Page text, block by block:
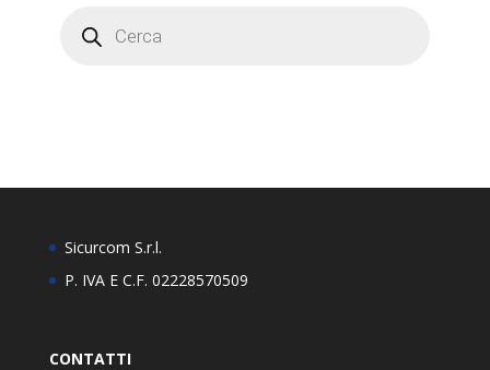
search
Sicurcom S.r.l.
P. IVA E C.F. 02228570509
CONTATTI